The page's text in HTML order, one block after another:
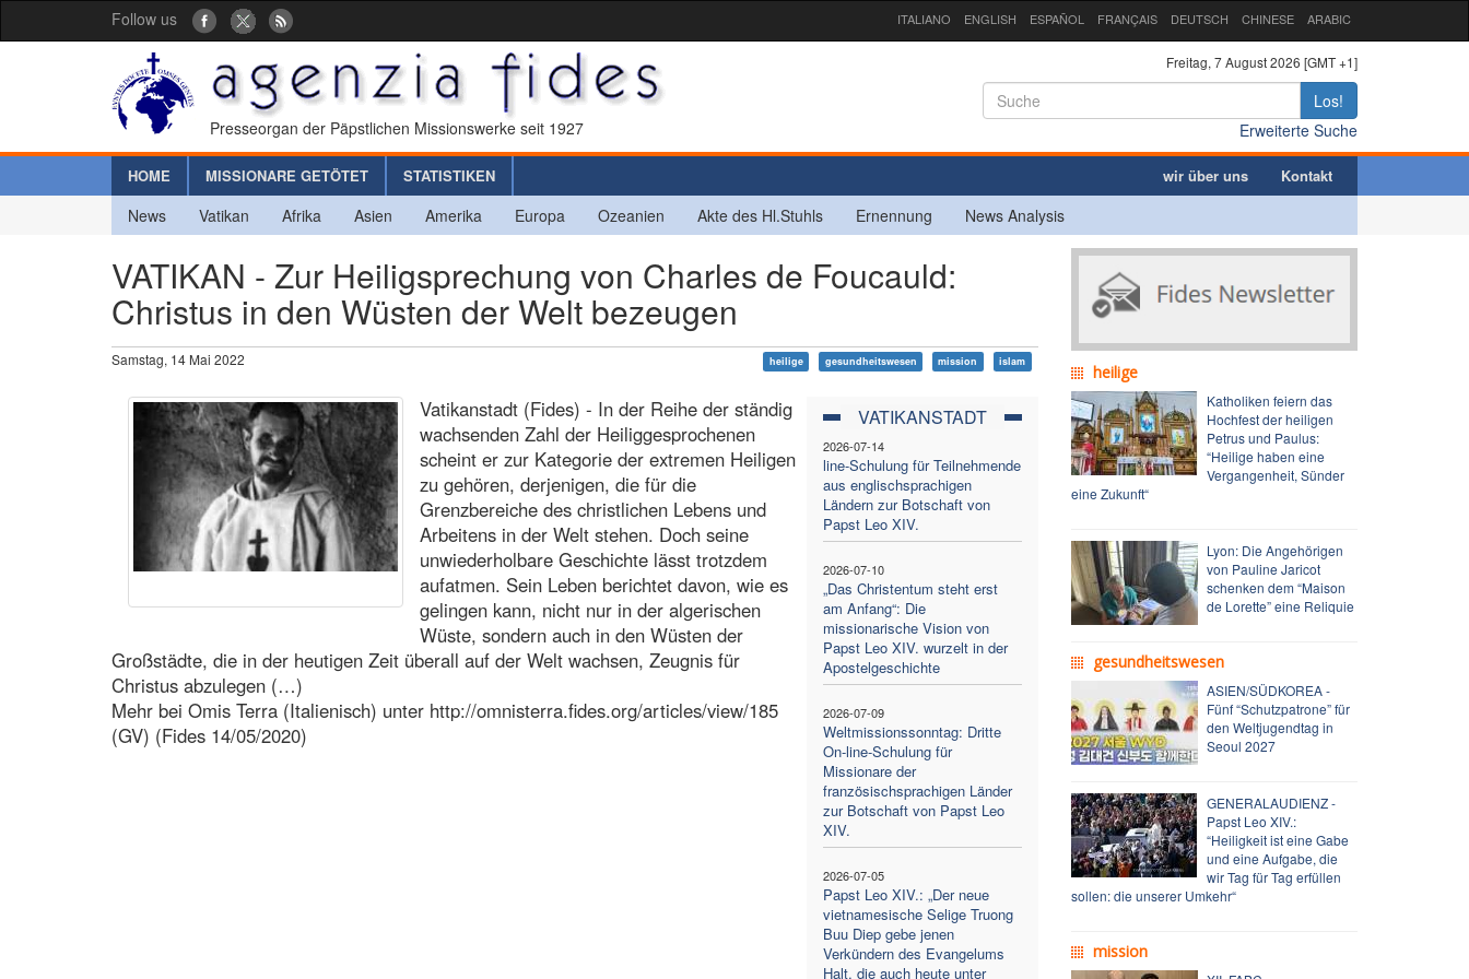
Follow us ITALIANO ENGLISH ESPAÑOL FRANÇAIS DEUTSCH CHINESE ARABIC
Presseorgan der Päpstlichen Missionswerke seit 1927
Freitag, 7 August 2026 [GMT +1]
Los!
Erweiterte Suche
HOME MISSIONARE GETÖTET STATISTIKEN wir über uns Kontakt
News Vatikan Afrika Asien Amerika Europa Ozeanien Akte des Hl.Stuhls Ernennung News Analysis
VATIKAN - Zur Heiligsprechung von Charles de Foucauld:
Christus in den Wüsten der Welt bezeugen
Samstag, 14 Mai 2022 heilige gesundheitswesen mission islam
VATIKANSTADT
2026-07-14
line-Schulung für Teilnehmende
aus englischsprachigen
Ländern zur Botschaft von
Papst Leo XIV.
2026-07-10
„Das Christentum steht erst
am Anfang“: Die
missionarische Vision von
Papst Leo XIV. wurzelt in der
Apostelgeschichte
2026-07-09
Weltmissionssonntag: Dritte
On-line-Schulung für
Missionare der
französischsprachigen Länder
zur Botschaft von Papst Leo
XIV.
2026-07-05
Papst Leo XIV.: „Der neue
vietnamesische Selige Truong
Buu Diep gebe jenen
Verkündern des Evangelums
Halt, die auch heute unter
Vatikanstadt (Fides) - In der Reihe der ständig
wachsenden Zahl der Heiliggesprochenen
scheint er zur Kategorie der extremen Heiligen
zu gehören, derjenigen, die für die
Grenzbereiche des christlichen Lebens und
Arbeitens in der Welt stehen. Doch seine
unwiederholbare Geschichte lässt trotzdem
aufatmen. Sein Leben berichtet davon, wie es
gelingen kann, nicht nur in der algerischen
Wüste, sondern auch in den Wüsten der
Großstädte, die in der heutigen Zeit überall auf der Welt wachsen, Zeugnis für
Christus abzulegen (…)
Mehr bei Omis Terra (Italienisch) unter http://omnisterra.fides.org/articles/view/185
(GV) (Fides 14/05/2020)
heilige
Katholiken feiern das
Hochfest der heiligen
Petrus und Paulus:
“Heilige haben eine
Vergangenheit, Sünder
eine Zukunft“
Lyon: Die Angehörigen
von Pauline Jaricot
schenken dem “Maison
de Lorette” eine Reliquie
gesundheitswesen
ASIEN/SÜDKOREA -
Fünf “Schutzpatrone” für
den Weltjugendtag in
Seoul 2027
GENERALAUDIENZ -
Papst Leo XIV.:
“Heiligkeit ist eine Gabe
und eine Aufgabe, die
wir Tag für Tag erfüllen
sollen: die unserer Umkehr“
mission